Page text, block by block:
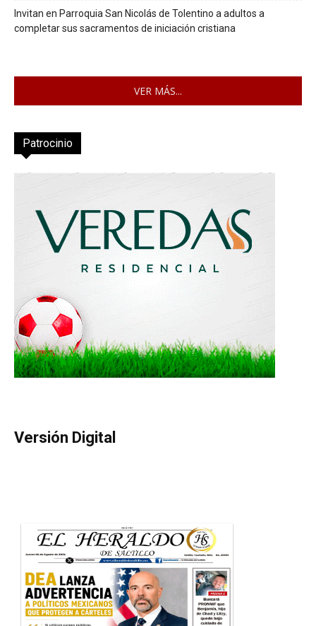
Invitan en Parroquia San Nicolás de Tolentino a adultos a
completar sus sacramentos de iniciación cristiana
VER MÁS...
Patrocinio
Versión Digital